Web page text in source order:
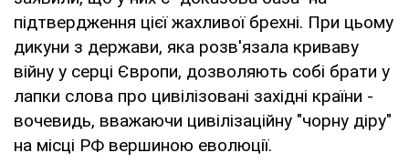
підтвердження цієї жахливої брехні. При цьому
дикуни з держави, яка розв'язала криваву
війну у серці Європи, дозволяють собі брати у
лапки слова про цивілізовані західні країни -
вочевидь, вважаючи цивілізаційну "чорну діру"
на місці РФ вершиною еволюції.